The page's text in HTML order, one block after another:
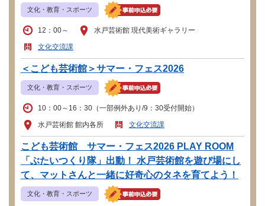
文化・教育・スポーツ
12：00～
水戸芸術館 現代美術ギャラリー
文化交流課
＜こども芸術館＞サマー・フェス2026
文化・教育・スポーツ
10：00～16：30（一部例外あり/9：30受付開始）
水戸芸術館 館内各所
文化交流課
こども芸術館 サマー・フェス2026 PLAY ROOM
「ぶたいつくり隊」出動！ 水戸芸術館を遊び場にし
て、マットさんと一緒に好奇心のタネを育てよう！
文化・教育・スポーツ